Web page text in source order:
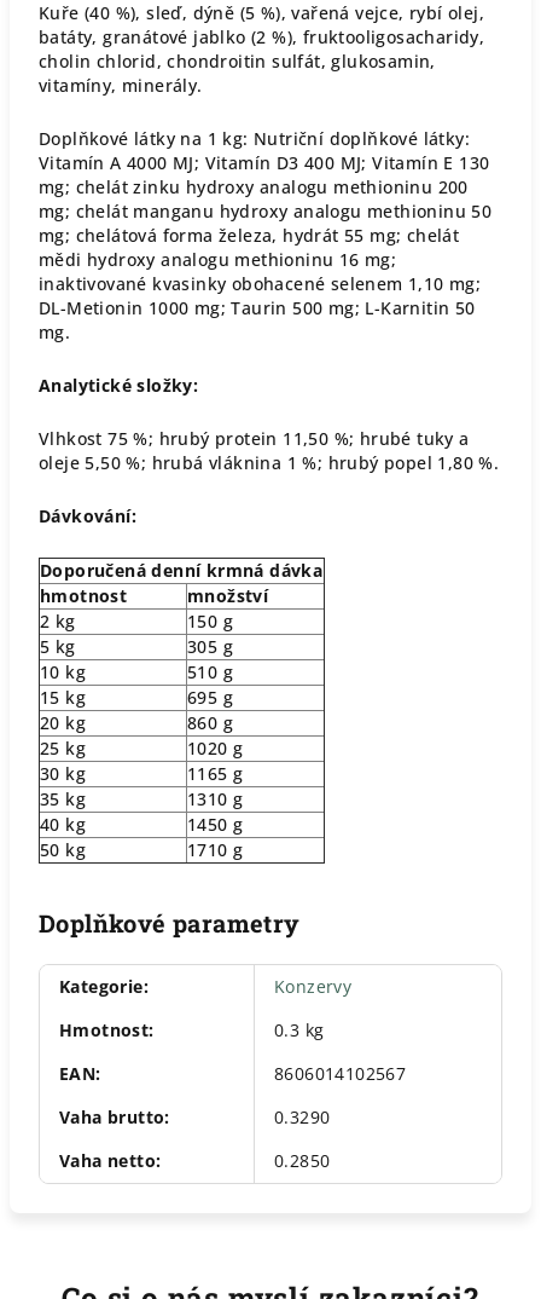
Kuře (40 %), sleď, dýně (5 %), vařená vejce, rybí olej,
batáty, granátové jablko (2 %), fruktooligosacharidy,
cholin chlorid, chondroitin sulfát, glukosamin,
vitamíny, minerály.
Doplňkové látky na 1 kg: Nutriční doplňkové látky:
Vitamín A 4000 MJ; Vitamín D3 400 MJ; Vitamín E 130
mg; chelát zinku hydroxy analogu methioninu 200
mg; chelát manganu hydroxy analogu methioninu 50
mg; chelátová forma železa, hydrát 55 mg; chelát
mědi hydroxy analogu methioninu 16 mg;
inaktivované kvasinky obohacené selenem 1,10 mg;
DL-Metionin 1000 mg; Taurin 500 mg; L-Karnitin 50
mg.
Analytické složky:
Vlhkost 75 %; hrubý protein 11,50 %; hrubé tuky a
oleje 5,50 %; hrubá vláknina 1 %; hrubý popel 1,80 %.
Dávkování:
Doporučená denní krmná dávka
hmotnost
množství
2 kg
150 g
5 kg
305 g
10 kg
510 g
15 kg
695 g
20 kg
860 g
25 kg
1020 g
30 kg
1165 g
35 kg
1310 g
40 kg
1450 g
50 kg
1710 g
Doplňkové parametry
Kategorie:
Konzervy
Hmotnost:
0.3 kg
EAN:
8606014102567
Vaha brutto:
0.3290
Vaha netto: 0.2850